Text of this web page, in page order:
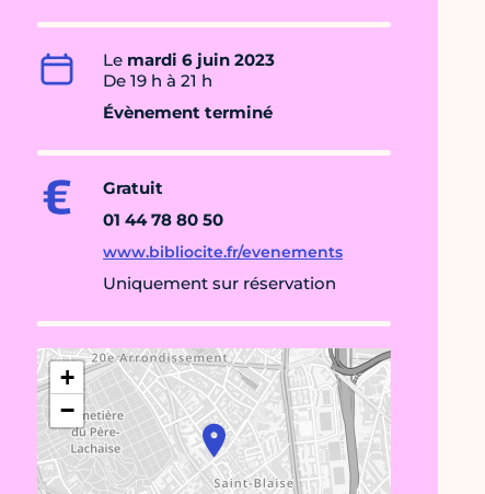
Le mardi 6 juin 2023
De 19 h à 21 h
Évènement terminé
Gratuit
01 44 78 80 50
www.bibliocite.fr/evenements
Uniquement sur réservation
+
−